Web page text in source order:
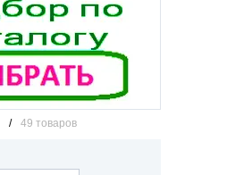
/ 49 товаров